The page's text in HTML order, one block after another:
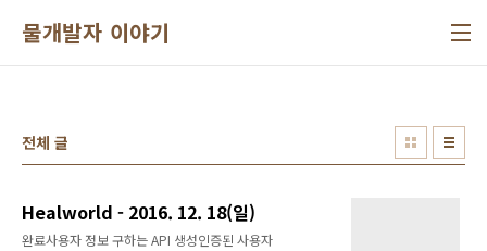
물개발자 이야기
전체 글
Healworld - 2016. 12. 18(일)
완료사용자 정보 구하는 API 생성인증된 사용자